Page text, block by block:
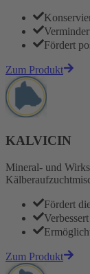
Fördert
Zum Produkt
KALVICIN
Mineral- und
Fördert
Zum Produkt